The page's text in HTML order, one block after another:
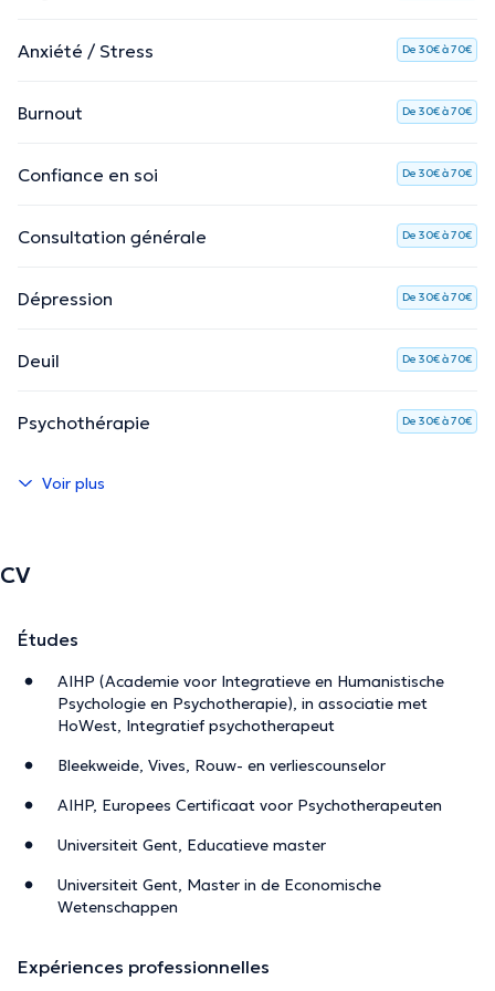
AURORA bevindt zich
, op
wandelafstand van station
Voel je welkom
en neem gerust contact op. Via de
boekingsmodule.
La description a été éditée par l'équipe de Doctoranytime et se base sur des
Anxiété / Stress De 30€ à 70€
Burnout De 30€ à 70€
Confiance en soi De 30€ à 70€
Consultation générale De 30€ à 70€
Dépression De 30€ à 70€
Deuil De 30€ à 70€
Psychothérapie De 30€ à 70€
Voir plus
CV
Études
AIHP (Academie voor Integratieve en Humanistische
Psychologie en Psychotherapie), in associatie met
HoWest, Integratief psychotherapeut
Bleekweide, Vives, Rouw- en verliescounselor
AIHP, Europees Certificaat voor Psychotherapeuten
Universiteit Gent, Educatieve master
Universiteit Gent, Master in de Economische
Wetenschappen
Expériences professionnelles